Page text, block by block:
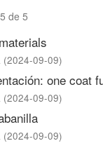
de 5
(2024-09-09)
one coat
(2024-09-09)
(2024-09-09)